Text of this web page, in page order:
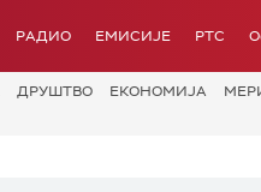
РАДИО ЕМИСИЈЕ РТС
ДРУШТВО ЕКОНОМИЈА